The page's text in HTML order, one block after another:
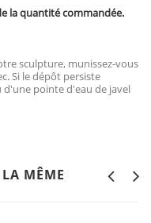
la quantité commandée.
sculpture, munissez-vous
Si le dépôt persiste
pointe d'eau de javel
MÊME